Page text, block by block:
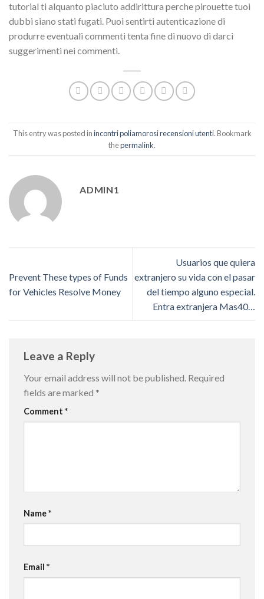
tutorial ti alquanto piaciuto addirittura perche pirouette tuoi
dubbi siano stati fugati. Puoi sentirti autenticazione di
produrre eventuali commenti tenta fine di nuovo di darci
suggerimenti nei commenti.
This entry was posted inincontri poliamorosi recensioni utenti. Bookmark
thepermalink.
ADMIN1
Prevent These types of Funds
for Vehicles Resolve Money
Usuarios que quiera
extranjero su vida con el pasar
del tiempo alguno especial.
Entra extranjera Mas40…
Leave a Reply
Your email address will not be published. Required
fields are marked *
Comment *
Name*
Email *